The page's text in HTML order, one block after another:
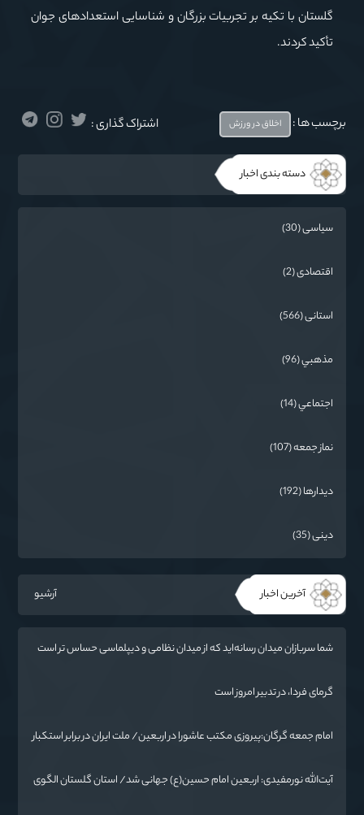
گلستان با تکیه بر تجربیات بزرگان و شناسایی استعدادهای جوان
تأکید کردند.
برچسب ها : اخلاق در ورزش اشتراک گذاری :
دسته بندی اخبار
سیاسی (30)
اقتصادی (2)
استانی (566)
مذهبي (96)
اجتماعي (14)
نماز جمعه (107)
دیدارها (192)
دینی (35)
آخرین اخبار آرشیو
شما سربازان میدان رسانه‌اید که از میدان نظامی و دیپلماسی حساس تر است
گرمای فردا، در تدبیر امروز است
امام جمعه گرگان:پیروزی مکتب عاشورا در اربعین/ ملت ایران در برابر استکبار
آیت‌الله نورمفیدی: اربعین امام حسین(ع) جهانی شد/ استان گلستان الگوی